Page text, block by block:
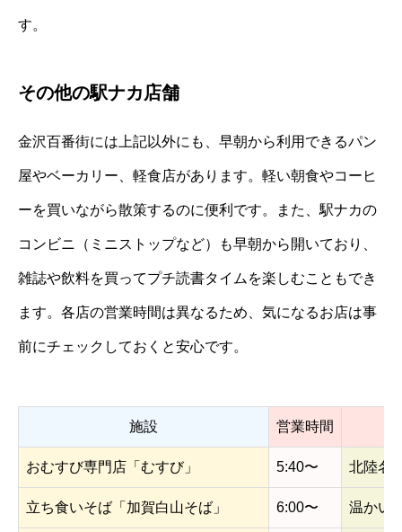
す。
その他の駅ナカ店舗
金沢百番街には上記以外にも、早朝から利用できるパン
屋やベーカリー、軽食店があります。軽い朝食やコーヒ
ーを買いながら散策するのに便利です。また、駅ナカの
コンビニ（ミニストップなど）も早朝から開いており、
雑誌や飲料を買ってプチ読書タイムを楽しむこともでき
ます。各店の営業時間は異なるため、気になるお店は事
前にチェックしておくと安心です。
施設 営業時間
おむすび専門店「むすび」 5:40〜 北陸名
立ち食いそば「加賀白山そば」 6:00〜 温かい